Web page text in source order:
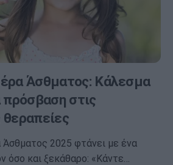
Άσθματος: Κάλεσμα
πρόσβαση στις
2025 φτάνει με ένα
όσο και ξεκάθαρο: «Κάντε…